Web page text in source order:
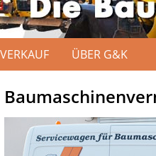
VERKAUF ÜBER G&K